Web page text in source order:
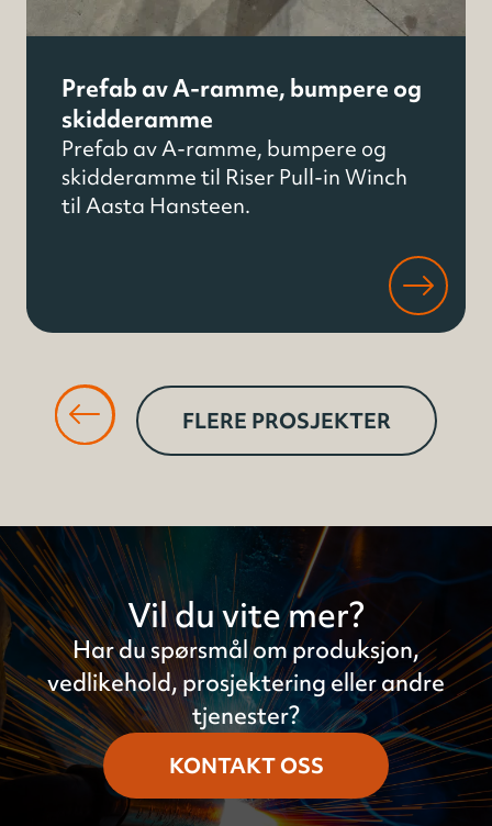
Prefab av A-ramme, bumpere og
skidderamme
Prefab av A-ramme, bumpere og
skidderamme til Riser Pull-in Winch
til Aasta Hansteen.
FLERE PROSJEKTER
Vil du vite mer?
Har du spørsmål om produksjon,
vedlikehold, prosjektering eller andre
tjenester?
KONTAKT OSS